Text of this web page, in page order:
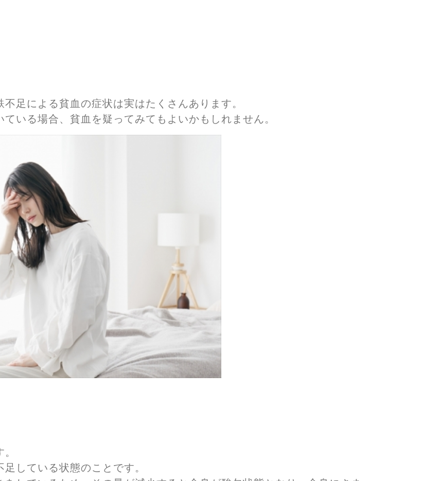
足による貧血の症状は実はたくさんあります。
いる場合、貧血を疑ってみてもよいかもしれません。
している状態のことです。